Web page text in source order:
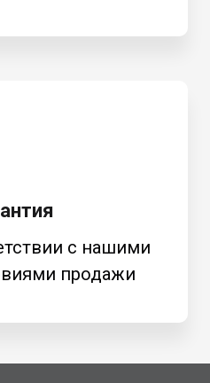
с нашими
продажи